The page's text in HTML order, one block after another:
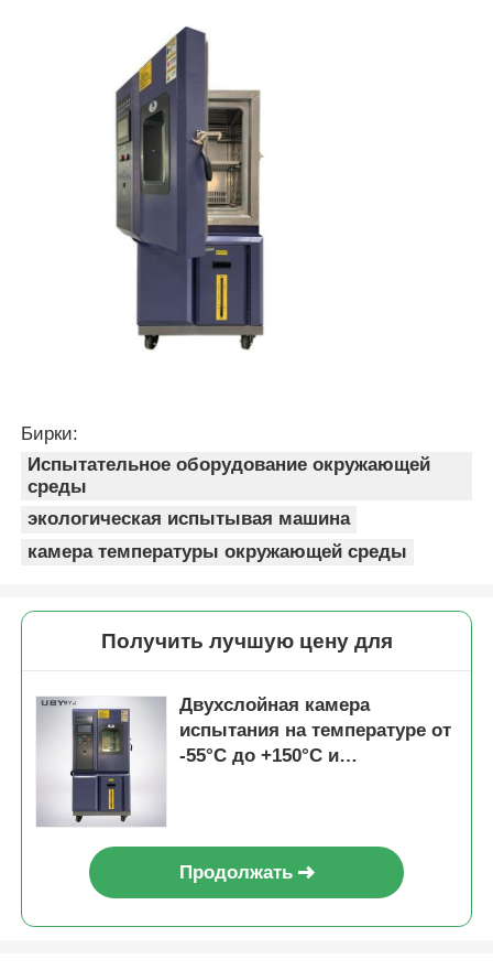
Бирки:
Испытательное оборудование окружающей
среды
экологическая испытывая машина
камера температуры окружающей среды
Получить лучшую цену для
Двухслойная камера
испытания на температуре от
-55°C до +150°C и
Продолжать